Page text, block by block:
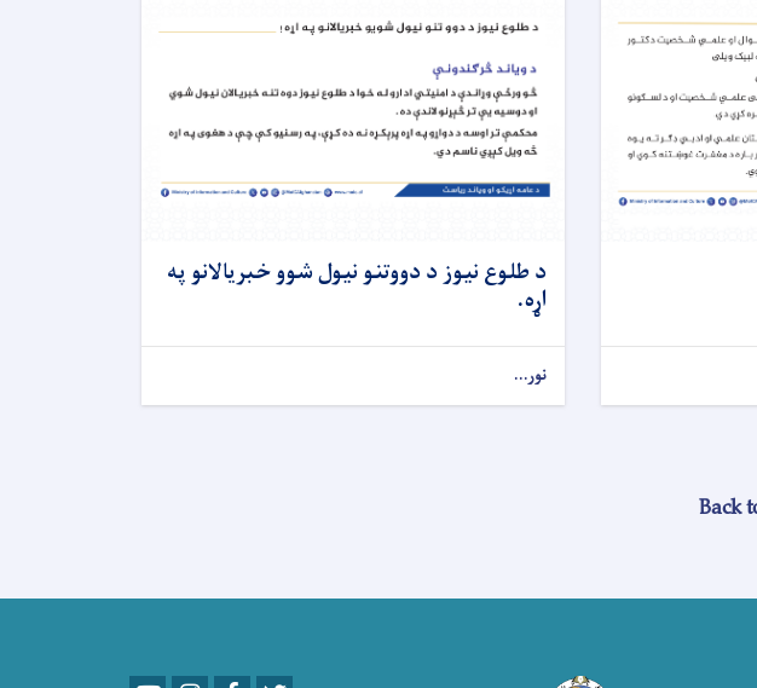
د طلوع نیوز د دووتنو نیول شوو خبریالانو په
اړه.
نور...
Back